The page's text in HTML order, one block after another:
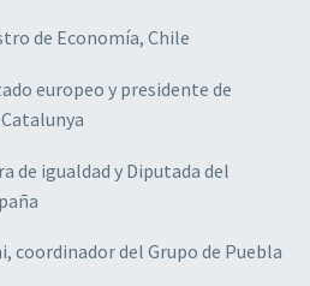
de Economía, Chile
europeo y presidente de
de igualdad y Diputada del
coordinador del Grupo de Puebla